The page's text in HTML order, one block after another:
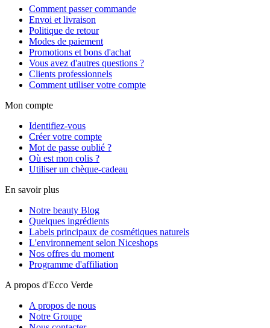
Comment passer commande
Envoi et livraison
Politique de retour
Modes de paiement
Promotions et bons d'achat
Vous avez d'autres questions ?
Clients professionnels
Comment utiliser votre compte
Mon compte
Identifiez-vous
Créer votre compte
Mot de passe oublié ?
Où est mon colis ?
Utiliser un chèque-cadeau
En savoir plus
Notre beauty Blog
Quelques ingrédients
Labels principaux de cosmétiques naturels
L'environnement selon Niceshops
Nos offres du moment
Programme d'affiliation
A propos d'Ecco Verde
A propos de nous
Notre Groupe